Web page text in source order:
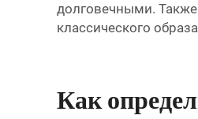
долговечными. Также
классического
Как